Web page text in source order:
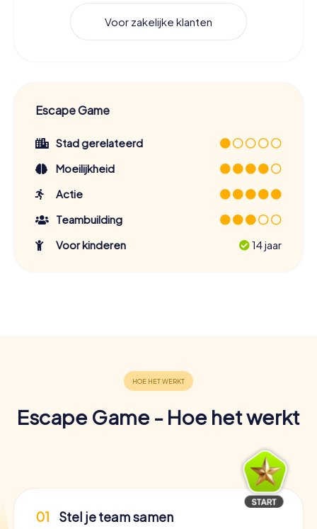
Voor zakelijke klanten
Escape Game
Stad gerelateerd
Moeilijkheid
Actie
Teambuilding
Voor kinderen
14 jaar
Escape Game - Hoe het werkt
01 Stel je team samen